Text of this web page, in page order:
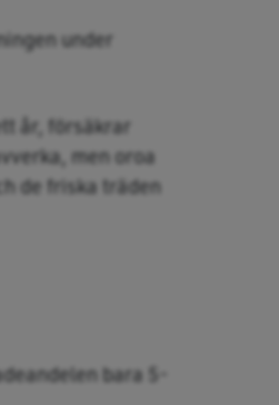
under
år, försäkrar
men oroa
de friska träden
bara 5-